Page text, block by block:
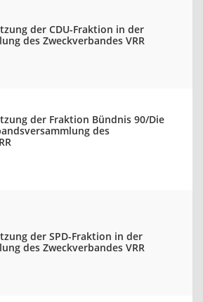
der CDU-Fraktion in der
des Zweckverbandes VRR
der Fraktion Bündnis 90/Die
des
der SPD-Fraktion in der
des Zweckverbandes VRR